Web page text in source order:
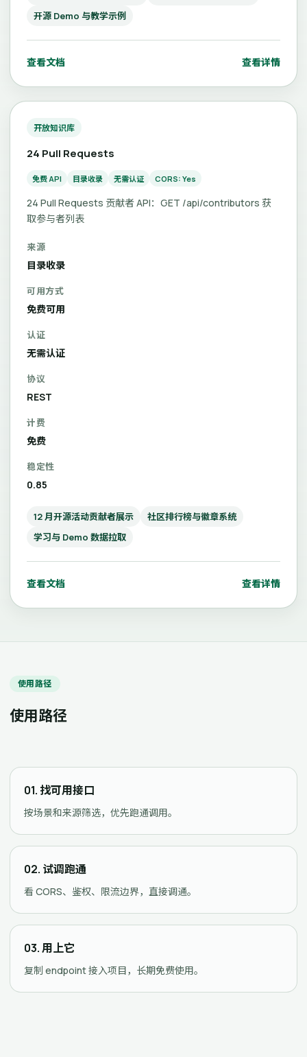
开源 Demo 与教学示例
查看文档 查看详情
开放知识库
24 Pull Requests
免费 API 目录收录 无需认证 CORS: Yes
24 Pull Requests 贡献者 API：GET /api/contributors 获
取参与者列表
来源
目录收录
可用方式
免费可用
认证
无需认证
协议
REST
计费
免费
稳定性
0.85
12 月开源活动贡献者展示
社区排行榜与徽章系统
学习与 Demo 数据拉取
查看文档 查看详情
使用路径
使用路径
01. 找可用接口
按场景和来源筛选，优先跑通调用。
02. 试调跑通
看 CORS、鉴权、限流边界，直接调通。
03. 用上它
复制 endpoint 接入项目，长期免费使用。